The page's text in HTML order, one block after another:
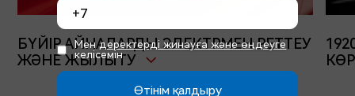
БҮЙІР АЙНАЛАРДЫ ЭЛЕКТРМЕН РЕТТЕУ
ЖӘНЕ ЖЫЛЫТУ
Мендеректерді жинауға және өңдеуге
келісемін
Өтінім қалдыру